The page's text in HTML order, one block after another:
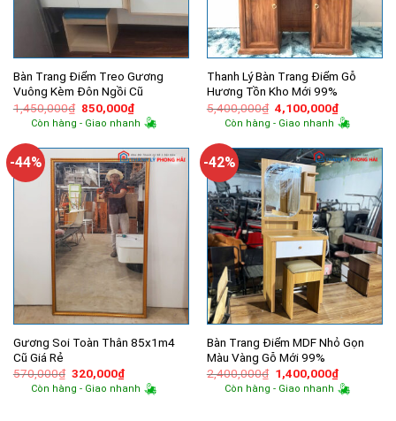
Bàn Trang Điểm Treo Gương
Vuông Kèm Đôn Ngồi Cũ
1,450,000₫ Giá
gốc
là:
850,000₫Giá
hiện
tại
850,000₫.
Còn hàng - Giao nhanh
Thanh Lý Bàn Trang Điểm Gỗ
Hương Tồn Kho Mới 99%
5,400,000₫ Giá
gốc
là:
4,100,000₫Giá
hiện
tại
Còn hàng - Giao nhanh
-44%
Gương Soi Toàn Thân 85x1m4
Cũ Giá Rẻ
570,000₫ Giá
gốc
là:
320,000₫Giá
hiện
tại
Còn hàng - Giao nhanh
-42%
Bàn Trang Điểm MDF Nhỏ Gọn
Màu Vàng Gỗ Mới 99%
2,400,000₫ Giá
gốc
là:
1,400,000₫Giá
hiện
tại
Còn hàng - Giao nhanh